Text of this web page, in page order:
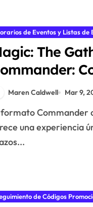
de Eventos y Listas de
The
Mazos,
de
Maren Caldwell Mar 9,
una experiencia
de Códigos